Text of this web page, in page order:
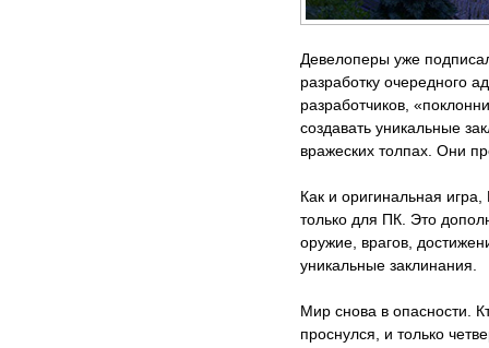
Девелоперы уже
разработку очередного
разработчиков,
создавать уникальные
вражеских толпах. Они
Как и оригинальная
только для ПК. Это
оружие, врагов,
уникальные заклинания.
Мир снова в опасности.
проснулся, и только